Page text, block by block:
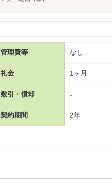
管理費等 なし
礼金 1ヶ月
敷引・償却 -
契約期間 2年